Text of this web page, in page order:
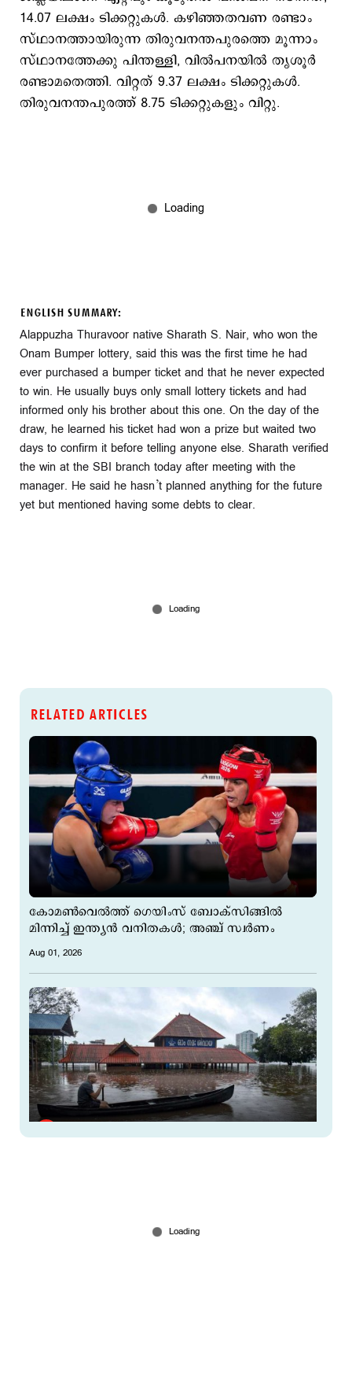
14.07 ലക്ഷം ടിക്കറ്റുകൾ. കഴിഞ്ഞതവണ രണ്ടാം
സ്ഥാനത്തായിരുന്ന തിരുവനന്തപുരത്തെ മൂന്നാം
സ്ഥാനത്തേക്കു പിന്തള്ളി, വിൽപനയിൽ തൃശൂർ
രണ്ടാമതെത്തി. വിറ്റത് 9.37 ലക്ഷം ടിക്കറ്റുകൾ.
തിരുവനന്തപുരത്ത് 8.75 ടിക്കറ്റുകളും വിറ്റു.
ENGLISH SUMMARY:
Alappuzha Thuravoor native Sharath S. Nair, who won the
Onam Bumper lottery, said this was the first time he had
ever purchased a bumper ticket and that he never expected
to win. He usually buys only small lottery tickets and had
informed only his brother about this one. On the day of the
draw, he learned his ticket had won a prize but waited two
days to confirm it before telling anyone else. Sharath verified
the win at the SBI branch today after meeting with the
manager. He said he hasn’t planned anything for the future
yet but mentioned having some debts to clear.
RELATED ARTICLES
കോമണ്‍വെല്‍ത്ത് ഗെയിംസ് ബോക്സിങ്ങില്‍
മിന്നിച്ച് ഇന്ത്യന്‍ വനിതകള്‍; അഞ്ച് സ്വര്‍ണം
Aug 01, 2026